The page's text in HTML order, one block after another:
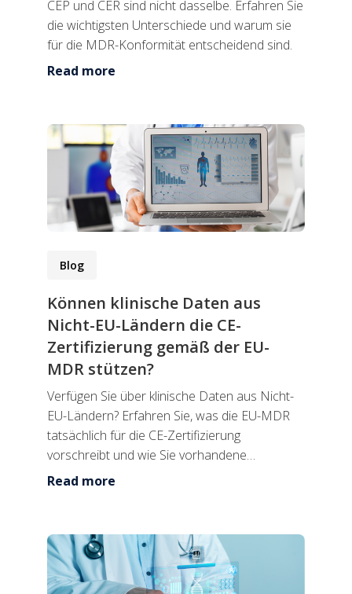
CEP und CER sind nicht dasselbe. Erfahren Sie
die wichtigsten Unterschiede und warum sie
für die MDR-Konformität entscheidend sind.
Read more
Blog
Können klinische Daten aus
Nicht-EU-Ländern die CE-
Zertifizierung gemäß der EU-
MDR stützen?
Verfügen Sie über klinische Daten aus Nicht-
EU-Ländern? Erfahren Sie, was die EU-MDR
tatsächlich für die CE-Zertifizierung
vorschreibt und wie Sie vorhandene
Nachweise in einen tragfähigen Weg zur Mar...
Read more